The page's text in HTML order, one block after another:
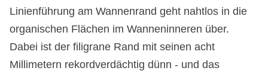
Linienführung am Wannenrand geht nahtlos in die
organischen Flächen im Wanneninneren über.
Dabei ist der filigrane Rand mit seinen acht
Millimetern rekordverdächtig dünn - und das